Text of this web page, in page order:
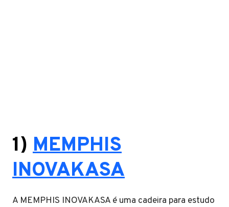
1) MEMPHIS
INOVAKASA
A MEMPHIS INOVAKASA é uma cadeira para estudo